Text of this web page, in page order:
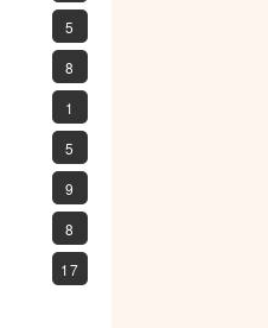
5
8
1
5
9
8
17